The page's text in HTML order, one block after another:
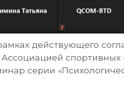
действующего
спортивных
серии